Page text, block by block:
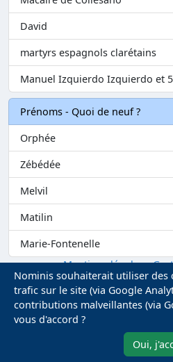
David
martyrs espagnols clarétains
Manuel Izquierdo Izquierdo et
Prénoms - Quoi de neuf ?
Orphée
Zébédée
Melvil
Matilin
Marie-Fontenelle
Mentions légales-
Nominis souhaiterait utiliser des
trafic sur le site (via Google
contributions malveillantes (via
vous d'accord ?
Oui,